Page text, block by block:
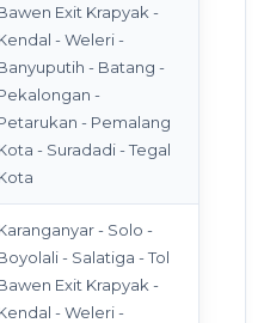
Exit Krapyak -
- Weleri -
- Batang -
-
- Pemalang
- Suradadi - Tegal
- Solo -
- Salatiga - Tol
Exit Krapyak -
- Weleri -